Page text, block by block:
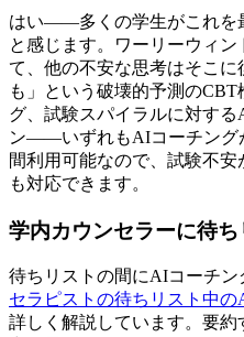
はい——多くの学生がこれを
と感じます。ワーリーウィ
て、他の不安な思考はそこ
も」という破壊的予測の
グ、試験スパイラルに対す
ン——いずれもAIコーチング
間利用可能なので、試験不
も対応できます。
学内カウンセラーに待
待ちリストの間にAIコーチ
セラピストの待ちリスト中の
詳しく解説しています。要